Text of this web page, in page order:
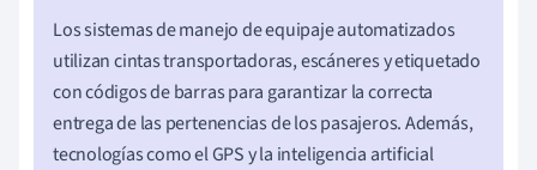
Los sistemas de manejo de equipaje automatizados
utilizan cintas transportadoras, escáneres y etiquetado
con códigos de barras para garantizar la correcta
entrega de las pertenencias de los pasajeros. Además,
tecnologías como el GPS y la inteligencia artificial